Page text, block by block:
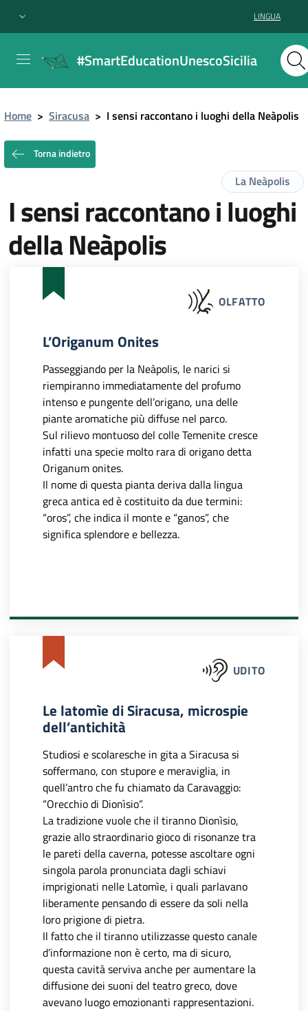
LINGUA
#SmartEducationUnescoSicilia
Home > Siracusa > I sensi raccontano i luoghi della Neàpolis
Torna indietro
La Neàpolis
I sensi raccontano i luoghi
della Neàpolis
OLFATTO
L’Origanum Onites
Passeggiando per la Neàpolis, le narici si
riempiranno immediatamente del profumo
intenso e pungente dell’origano, una delle
piante aromatiche più diffuse nel parco.
Sul rilievo montuoso del colle Temenite cresce
infatti una specie molto rara di origano detta
Origanum onites.
Il nome di questa pianta deriva dalla lingua
greca antica ed è costituito da due termini:
“oros”, che indica il monte e “ganos”, che
significa splendore e bellezza.
UDITO
Le latomìe di Siracusa, microspie
dell’antichità
Studiosi e scolaresche in gita a Siracusa si
soffermano, con stupore e meraviglia, in
quell’antro che fu chiamato da Caravaggio:
“Orecchio di Dionìsio”.
La tradizione vuole che il tiranno Dionìsio,
grazie allo straordinario gioco di risonanze tra
le pareti della caverna, potesse ascoltare ogni
singola parola pronunciata dagli schiavi
imprigionati nelle Latomìe, i quali parlavano
liberamente pensando di essere da soli nella
loro prigione di pietra.
Il fatto che il tiranno utilizzasse questo canale
d’informazione non è certo, ma di sicuro,
questa cavità serviva anche per aumentare la
diffusione dei suoni del teatro greco, dove
avevano luogo emozionanti rappresentazioni.